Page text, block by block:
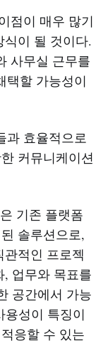
점이 매우 많기
이 될 것이다.
사무실 근무를
택할 가능성이
과 효율적으로
커뮤니케이션
기존 플랫폼
솔루션으로,
적인 프로젝
, 업무와 목표를
공간에서 가능
성이 특징이
응할 수 있는